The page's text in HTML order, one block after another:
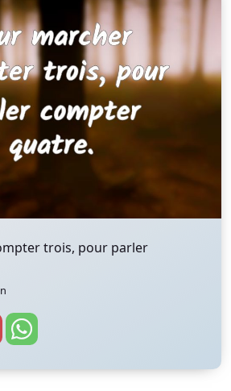
trois, pour parler